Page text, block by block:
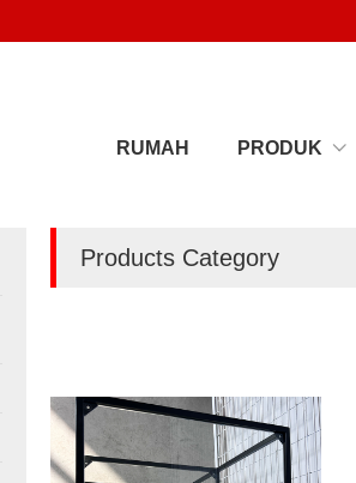
RUMAH PRODUK
Products Category